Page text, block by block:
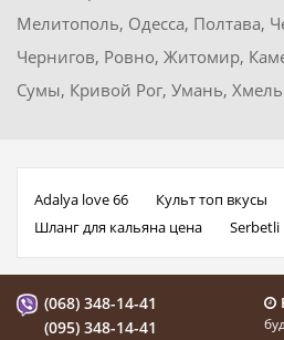
Мелитополь, Одесса, Полтава,
Чернигов, Ровно, Житомир,
Сумы, Кривой Рог, Умань,
Adalya love 66 Культ топ вкусы
Шланг для кальяна цена
Serbetli
(068) 348-14-41
(095) 348-14-41